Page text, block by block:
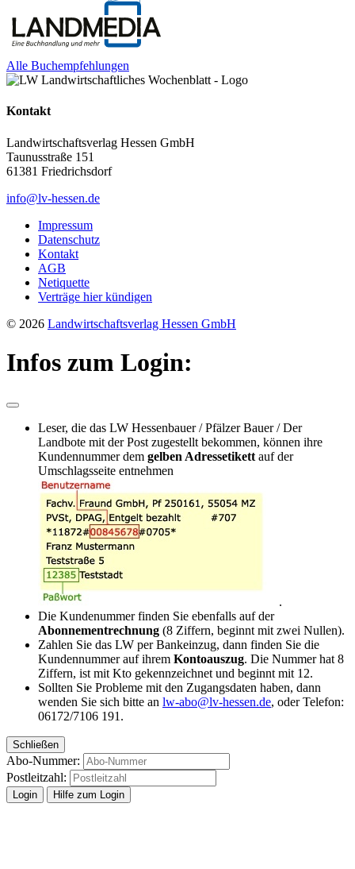
Alle Buchempfehlungen
Kontakt
Landwirtschaftsverlag Hessen GmbH
Taunusstraße 151
61381 Friedrichsdorf
info@lv-hessen.de
Impressum
Datenschutz
Kontakt
AGB
Netiquette
Verträge hier kündigen
© 2026 Landwirtschaftsverlag Hessen GmbH
Infos zum Login:
Leser, die das LW Hessenbauer / Pfälzer Bauer / Der
Landbote mit der Post zugestellt bekommen, können ihre
Kundennummer dem gelben Adressetikettauf der
Umschlagsseite entnehmen
.
Die Kundenummer finden Sie ebenfalls auf der
Abonnementrechnung (8 Ziffern, beginnt mit zwei Nullen).
Zahlen Sie das LW per Bankeinzug, dann finden Sie die
Kundennummer auf ihrem Kontoauszug. Die Nummer hat 8
Ziffern, ist mit Kto gekennzeichnet und beginnt mit 12.
Sollten Sie Probleme mit den Zugangsdaten haben, dann
wenden Sie sich bitte an lw-abo@lv-hessen.de, oder Telefon:
06172/7106 191.
Schließen
Abo-Nummer:
Postleitzahl:
Hilfe zum Login